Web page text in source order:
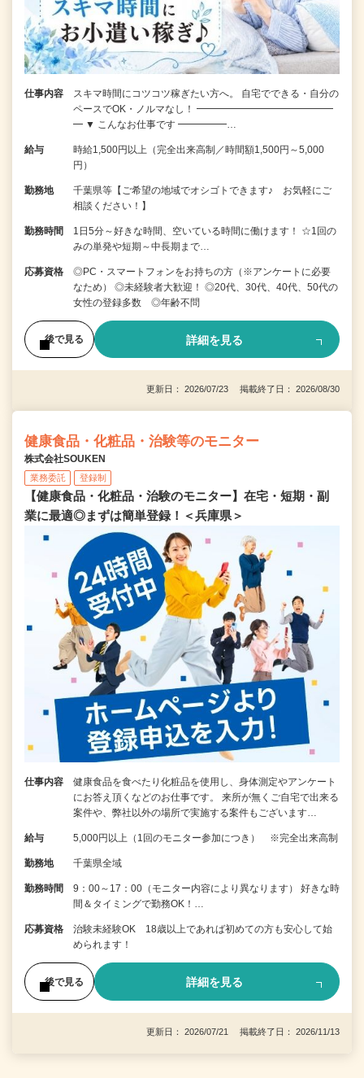
仕事内容
スキマ時間にコツコツ稼ぎたい方へ。 自宅でできる・自分の
ペースでOK・ノルマなし！ ━━━━━━━━━━━━━━
━ ▼ こんなお仕事です ━━━━━…
給与
時給1,500円以上（完全出来高制／時間額1,500円～5,000
円）
勤務地
千葉県等【ご希望の地域でオシゴトできます♪ お気軽にご
相談ください！】
勤務時間
1日5分～好きな時間、空いている時間に働けます！ ☆1回の
みの単発や短期～中長期まで…
応募資格
◎PC・スマートフォンをお持ちの方（※アンケートに必要
なため） ◎未経験者大歓迎！ ◎20代、30代、40代、50代の
女性の登録多数 ◎年齢不問
後で見る 詳細を見る
更新日： 2026/07/23 掲載終了日： 2026/08/30
健康食品・化粧品・治験等のモニター
株式会社SOUKEN
業務委託 登録制
【健康食品・化粧品・治験のモニター】在宅・短期・副
業に最適◎まずは簡単登録！＜兵庫県＞
仕事内容
健康食品を食べたり化粧品を使用し、身体測定やアンケート
にお答え頂くなどのお仕事です。 来所が無くご自宅で出来る
案件や、弊社以外の場所で実施する案件もございます…
給与 5,000円以上（1回のモニター参加につき） ※完全出来高制
勤務地 千葉県全域
勤務時間
9：00～17：00（モニター内容により異なります） 好きな時
間＆タイミングで勤務OK！…
応募資格
治験未経験OK 18歳以上であれば初めての方も安心して始
められます！
後で見る 詳細を見る
更新日： 2026/07/21 掲載終了日： 2026/11/13